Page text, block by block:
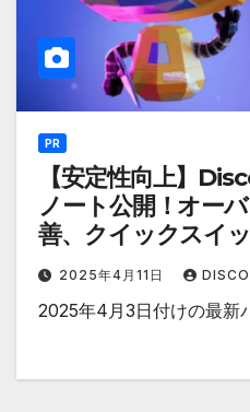
PR
【安定性向上】
ノート公開！オー
善、クイックスイ
2025年4月11日
2025年4月3日付けの最新